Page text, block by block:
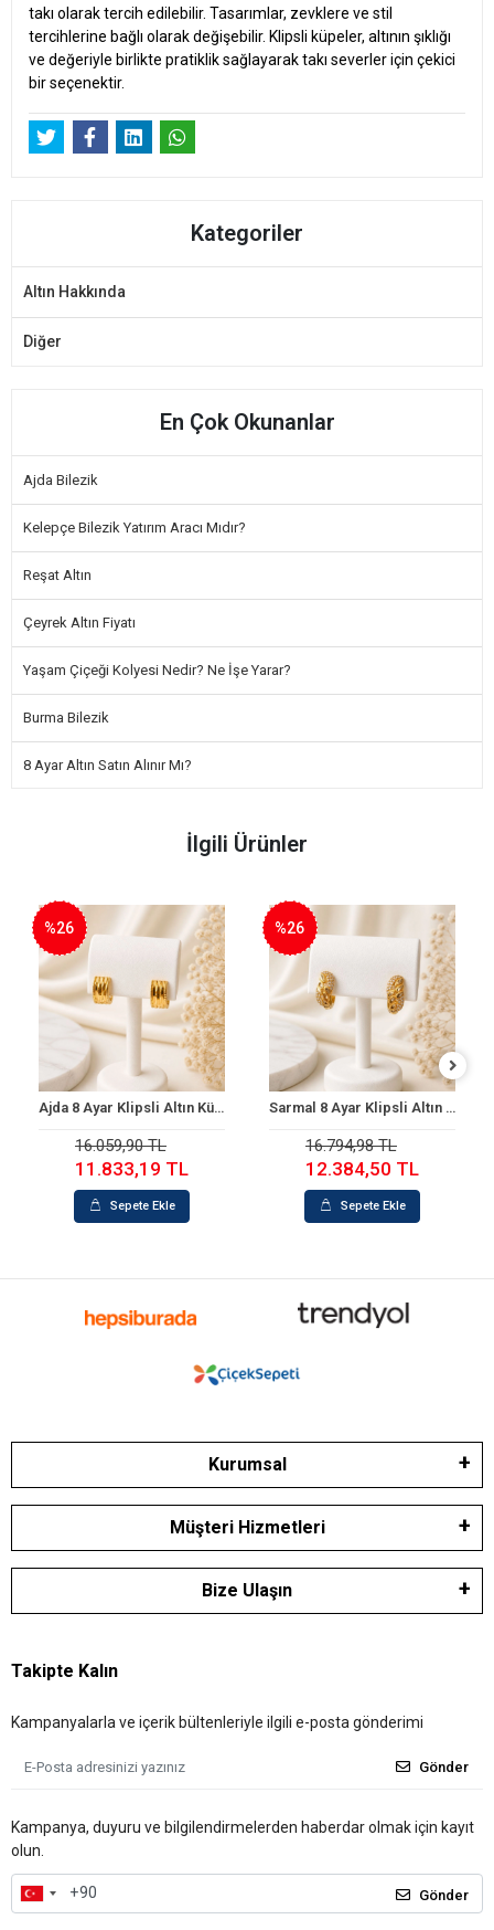
takı olarak tercih edilebilir. Tasarımlar, zevklere ve stil
tercihlerine bağlı olarak değişebilir. Klipsli küpeler, altının şıklığı
ve değeriyle birlikte pratiklik sağlayarak takı severler için çekici
bir seçenektir.
Kategoriler
Altın Hakkında
Diğer
En Çok Okunanlar
Ajda Bilezik
Kelepçe Bilezik Yatırım Aracı Mıdır?
Reşat Altın
Çeyrek Altın Fiyatı
Yaşam Çiçeği Kolyesi Nedir? Ne İşe Yarar?
Burma Bilezik
8 Ayar Altın Satın Alınır Mı?
İlgili Ürünler
Sepete Ekle
Ajda 8 Ayar Klipsli Altın Küpe
%26
16.059,90 TL
11.833,19 TL
Sepete Ekle
Sepete Ekle
Sarmal 8 Ayar Klipsli Altın Küpe
%26
16.794,98 TL
12.384,50 TL
Sepete Ekle
Kurumsal
Müşteri Hizmetleri
Bize Ulaşın
Takipte Kalın
Kampanyalarla ve içerik bültenleriyle ilgili e-posta gönderimi
Gönder
Kampanya, duyuru ve bilgilendirmelerden haberdar olmak için kayıt
olun.
Gönder